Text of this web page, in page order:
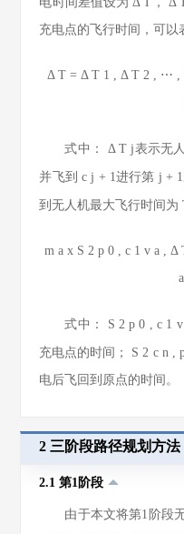
充电点的飞行时间，可以
Δ T = Δ T 1 , Δ T 2 , ⋯ ,
式中： Δ T j表示无
并飞到 c j + 1进行第 j + 1
到无人机最大飞行时间为
m a x S 2 p 0 , c 1 v a , Δ
a
式中： S 2 p 0 , c 1 v
充电点的时间； S 2 c n ,
电后飞回到原点的时间。
2 三阶段路径规划方法
2.1 第1阶段
由于本文将第1阶段